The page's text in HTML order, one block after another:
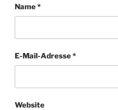
Name*
E-Mail-Adresse*
Website